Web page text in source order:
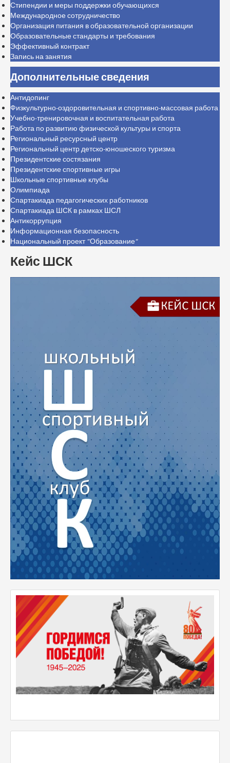
Стипендии и меры поддержки обучающихся
Международное сотрудничество
Организация питания в образовательной организации
Образовательные стандарты и требования
Эффективный контракт
Запись на занятия
Дополнительные сведения
Антидопинг
Физкультурно-оздоровительная и спортивно-массовая работа
Учебно-тренировочная и воспитательная работа
Работа по развитию физической культуры и спорта
Региональный ресурсный центр
Региональный центр детско-юношеского туризма
Президентские состязания
Президентские спортивные игры
Школьные спортивные клубы
Олимпиада
Спартакиада педагогических работников
Спартакиада ШСК в рамках ШСЛ
Антикоррупция
Информационная безопасность
Национальный проект "Образование"
Кейс ШСК